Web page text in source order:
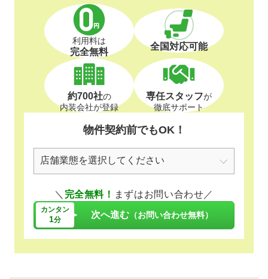
利用料は
完全無料 全国対応可能
約700社の
内装会社が登録
専任スタッフが
徹底サポート
物件契約前でもOK！
＼ 完全無料！ まずはお問い合わせ／
カンタン
1分 次へ進む （お問い合わせ無料）